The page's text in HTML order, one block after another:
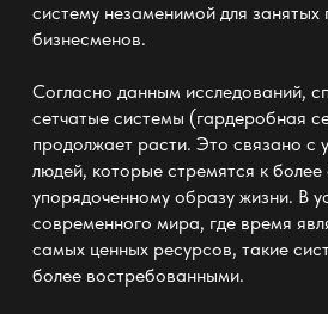
систему незаменимой для
бизнесменов.
Согласно данным исследований,
сетчатые системы (гардеробная
продолжает расти. Это связано с
людей, которые стремятся к
упорядоченному образу жизни. В
современного мира, где время
самых ценных ресурсов, такие
более востребованными.